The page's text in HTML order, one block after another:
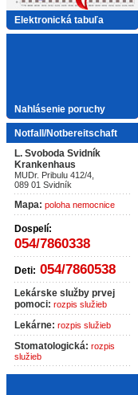
Elektronická tabuľa
Nahlásenie poruchy
Notfall/Notbereitschaft
L. Svoboda Svidník
Krankenhaus
MUDr. Pribulu 412/4,
089 01 Svidník
Mapa: poloha nemocnice
Dospelí:
054/7860338
Deti: 054/7860538
Lekárske služby prvej
pomoci: rozpis služieb
Lekárne: rozpis služieb
Stomatologická: rozpis
služieb